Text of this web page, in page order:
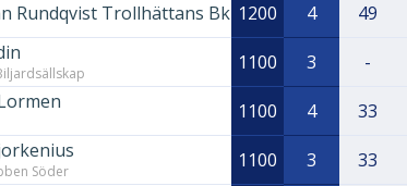
Rundqvist Trollhättans Bk 1200 4 49
1100 3 -
1100 4 33
Söder 1100 3 33